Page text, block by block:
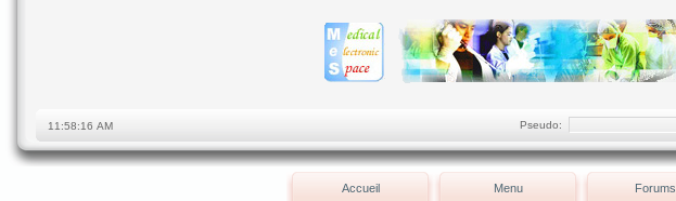
Pseudo:
Accueil Menu Forums